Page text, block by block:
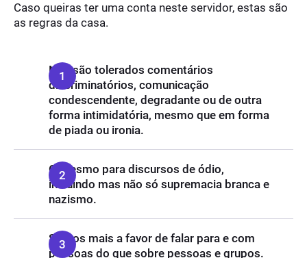
Caso queiras ter uma conta neste servidor, estas são
as regras da casa.
Não são tolerados comentários
discriminatórios, comunicação
condescendente, degradante ou de outra
forma intimidatória, mesmo que em forma
de piada ou ironia.
O mesmo para discursos de ódio,
incluindo mas não só supremacia branca e
nazismo.
Somos mais a favor de falar para e com
pessoas do que sobre pessoas e grupos.